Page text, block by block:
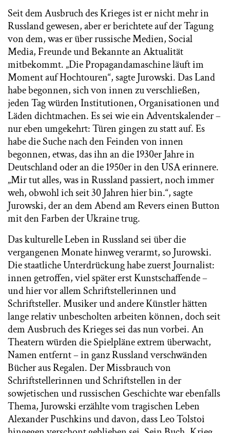
Seit dem Ausbruch des Krieges ist er nicht mehr in
Russland gewesen, aber er berichtete auf der Tagung
von dem, was er über russische Medien, Social
Media, Freunde und Bekannte an Aktualität
mitbekommt. „Die Propagandamaschine läuft im
Moment auf Hochtouren“, sagte Jurowski. Das Land
habe begonnen, sich von innen zu verschließen,
jeden Tag würden Institutionen, Organisationen und
Läden dichtmachen. Es sei wie ein Adventskalender –
nur eben umgekehrt: Türen gingen zu statt auf. Es
habe die Suche nach den Feinden von innen
begonnen, etwas, das ihn an die 1930er Jahre in
Deutschland oder an die 1950er in den USA erinnere.
„Mir tut alles, was in Russland passiert, noch immer
weh, obwohl ich seit 30 Jahren hier bin.“, sagte
Jurowski, der an dem Abend am Revers einen Button
mit den Farben der Ukraine trug.
Das kulturelle Leben in Russland sei über die
vergangenen Monate hinweg verarmt, so Jurowski.
Die staatliche Unterdrückung habe zuerst Journalist:
innen getroffen, viel später erst Kunstschaffende –
und hier vor allem Schriftstellerinnen und
Schriftsteller. Musiker und andere Künstler hätten
lange relativ unbescholten arbeiten können, doch seit
dem Ausbruch des Krieges sei das nun vorbei. An
Theatern würden die Spielpläne extrem überwacht,
Namen entfernt – in ganz Russland verschwänden
Bücher aus Regalen. Der Missbrauch von
Schriftstellerinnen und Schriftstellen in der
sowjetischen und russischen Geschichte war ebenfalls
Thema, Jurowski erzählte vom tragischen Leben
Alexander Puschkins und davon, dass Leo Tolstoi